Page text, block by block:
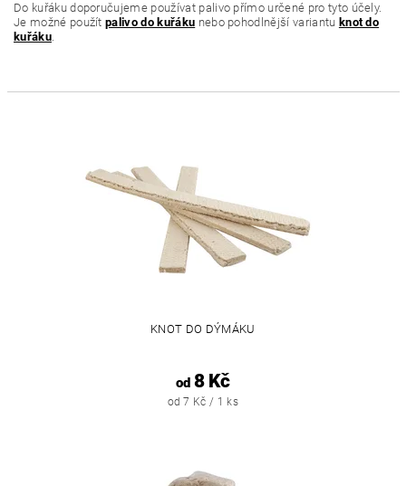
Do kuřáku doporučujeme používat palivo přímo určené pro tyto účely.
Je možné použítpalivo do kuřáku nebo pohodlnější variantu knot do
kuřáku.
KNOT DO DÝMÁKU
od8 Kč
od 7 Kč / 1 ks